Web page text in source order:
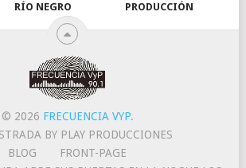
RÍO NEGRO
PRODUCCIÓN
© 2026 FRECUENCIA VYP.
BY PLAY PRODUCCIONES
BLOG
FRONT-PAGE